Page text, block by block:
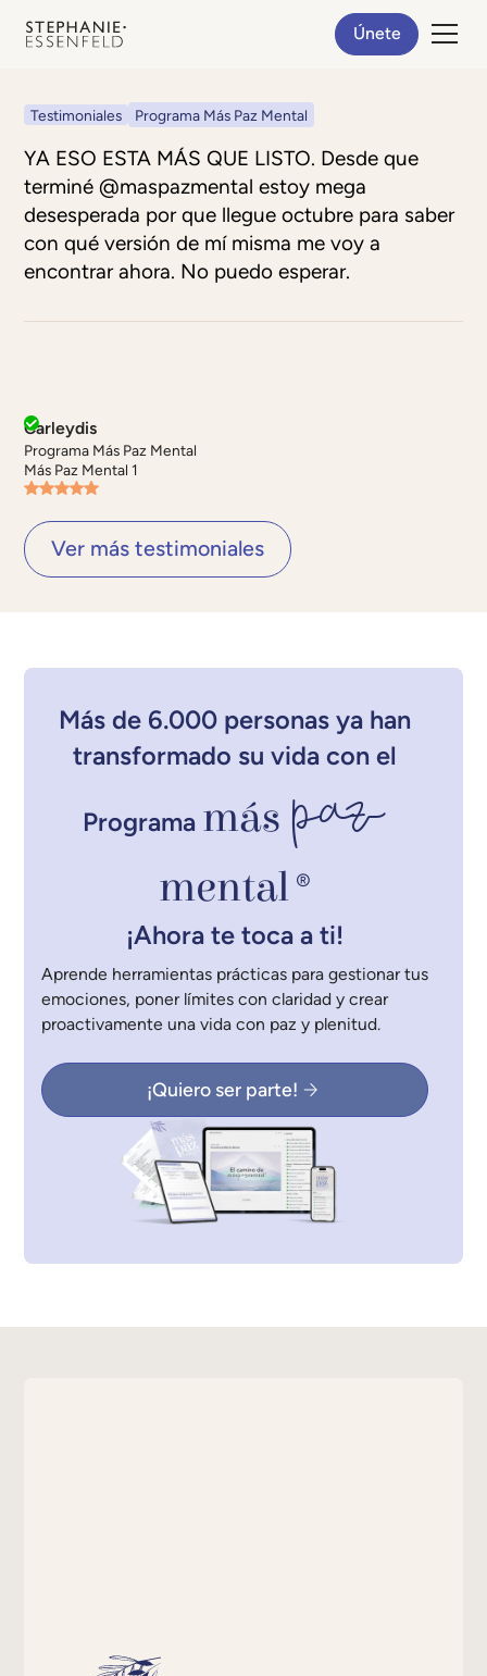
Únete
Testimoniales Programa Más Paz Mental
YA ESO ESTA MÁS QUE LISTO. Desde que
terminé @maspazmental estoy mega
desesperada por que llegue octubre para saber
con qué versión de mí misma me voy a
encontrar ahora. No puedo esperar.
Carleydis
Programa Más Paz Mental
Más Paz Mental 1
Ver más testimoniales
Más de 6.000 personas ya han
transformado su vida con el
Programa más paz
mental ®
¡Ahora te toca a ti!
Aprende herramientas prácticas para gestionar tus
emociones, poner límites con claridad y crear
proactivamente una vida con paz y plenitud.
¡Quiero ser parte!